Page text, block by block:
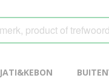
JATI&KEBON